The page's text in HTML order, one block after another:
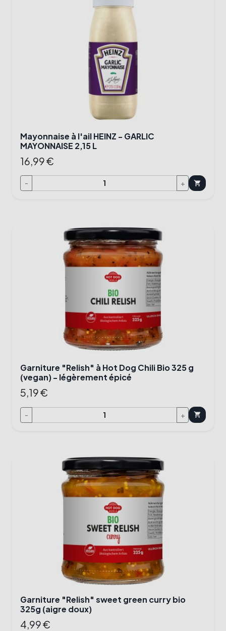
Mayonnaise à l'ail HEINZ - GARLIC
MAYONNAISE 2,15 L
16,99 €
- + shopping_cart
Garniture "Relish" à Hot Dog Chili Bio 325 g
(vegan) - légèrement épicé
5,19 €
- + shopping_cart
Garniture "Relish" sweet green curry bio
325g (aigre doux)
4,99 €